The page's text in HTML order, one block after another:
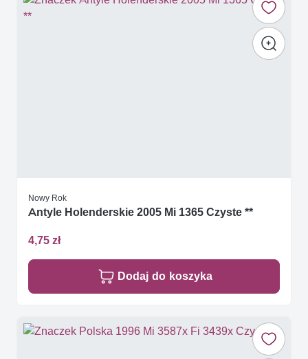
Nowy Rok
Antyle Holenderskie 2005 Mi 1365 Czyste **
4,75 zł
Dodaj do koszyka